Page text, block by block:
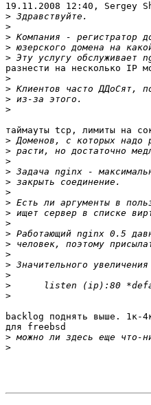
19.11.2008 12:40, Sergey
>
>
>
>
>
разнести на несколько IP
>
>
>
>
таймауты tcp, лимиты на
>
>
>
>
>
>
>
>
>
>
>
>
>
>
>
>
backlog поднять выше.
для freebsd
>
>